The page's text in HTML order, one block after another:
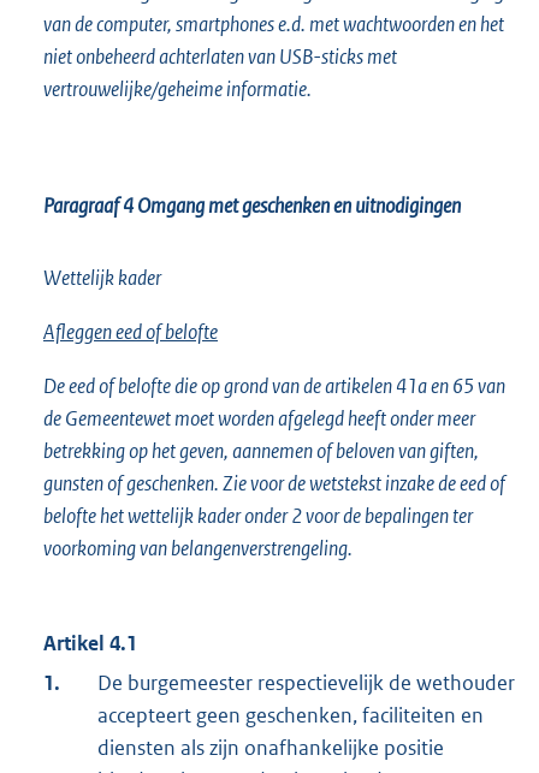
van de computer, smartphones e.d. met wachtwoorden en het
niet onbeheerd achterlaten van USB-sticks met
vertrouwelijke/geheime informatie.
Paragraaf 4Omgang met geschenken en uitnodigingen
Wettelijk kader
Afleggen eed of belofte
De eed of belofte die op grond van de artikelen 41a en 65 van
de Gemeentewet moet worden afgelegd heeft onder meer
betrekking op het geven, aannemen of beloven van giften,
gunsten of geschenken. Zie voor de wetstekst inzake de eed of
belofte het wettelijk kader onder 2 voor de bepalingen ter
voorkoming van belangenverstrengeling.
Artikel 4.1
1.
De burgemeester respectievelijk de wethouder
accepteert geen geschenken, faciliteiten en
diensten als zijn onafhankelijke positie